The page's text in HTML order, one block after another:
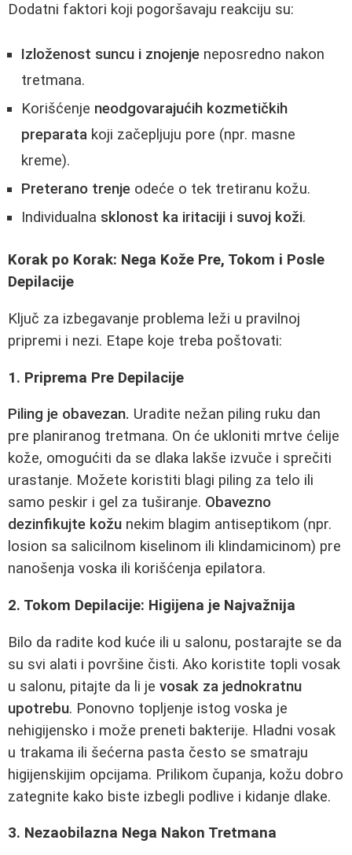
Dodatni faktori koji pogoršavaju reakciju su:
Izloženost suncu i znojenje neposredno nakon
tretmana.
Korišćenje neodgovarajućih kozmetičkih
preparata koji začepljuju pore (npr. masne
kreme).
Preterano trenje odeće o tek tretiranu kožu.
Individualna sklonost ka iritaciji i suvoj koži.
Korak po Korak: Nega Kože Pre, Tokom i Posle
Depilacije
Ključ za izbegavanje problema leži u pravilnoj
pripremi i nezi. Etape koje treba poštovati:
1. Priprema Pre Depilacije
Piling je obavezan. Uradite nežan piling ruku dan
pre planiranog tretmana. On će ukloniti mrtve ćelije
kože, omogućiti da se dlaka lakše izvuče i sprečiti
urastanje. Možete koristiti blagi piling za telo ili
samo peskir i gel za tuširanje. Obavezno
dezinfikujte kožu nekim blagim antiseptikom (npr.
losion sa salicilnom kiselinom ili klindamicinom) pre
nanošenja voska ili korišćenja epilatora.
2. Tokom Depilacije: Higijena je Najvažnija
Bilo da radite kod kuće ili u salonu, postarajte se da
su svi alati i površine čisti. Ako koristite topli vosak
u salonu, pitajte da li je vosak za jednokratnu
upotrebu. Ponovno topljenje istog voska je
nehigijensko i može preneti bakterije. Hladni vosak
u trakama ili šećerna pasta često se smatraju
higijenskijim opcijama. Prilikom čupanja, kožu dobro
zategnite kako biste izbegli podlive i kidanje dlake.
3. Nezaobilazna Nega Nakon Tretmana